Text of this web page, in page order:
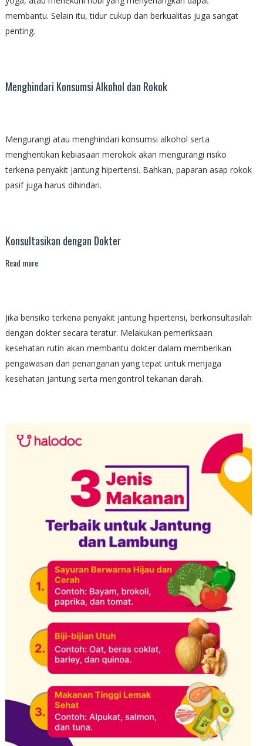
membantu. Selain itu, tidur cukup dan berkualitas juga sangat
penting.
Menghindari Konsumsi Alkohol dan Rokok
Mengurangi atau menghindari konsumsi alkohol serta
menghentikan kebiasaan merokok akan mengurangi risiko
terkena penyakit jantung hipertensi. Bahkan, paparan asap rokok
pasif juga harus dihindari.
Konsultasikan dengan Dokter
Read more
Jika berisiko terkena penyakit jantung hipertensi, berkonsultasilah
dengan dokter secara teratur. Melakukan pemeriksaan
kesehatan rutin akan membantu dokter dalam memberikan
pengawasan dan penanganan yang tepat untuk menjaga
kesehatan jantung serta mengontrol tekanan darah.